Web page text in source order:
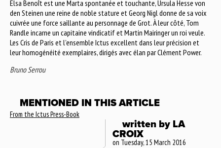
Elsa Benoît est une Marta spontanée et touchante, Ursula Hesse von
den Steinen une reine de noble stature et Georg Nigl donne de sa voix
cuivrée une force saillante au personnage de Grot. À leur côté, Tom
Randle incarne un capitaine vindicatif et Martin Mairinger un roi veule.
Les Cris de Paris et l’ensemble Ictus excellent dans leur précision et
leur homogénéité exemplaires, dirigés avec élan par Clément Power.
Bruno Serrou
MENTIONED IN THIS ARTICLE
From the Ictus Press-Book
written by LA
CROIX
on Tuesday, 15 March 2016